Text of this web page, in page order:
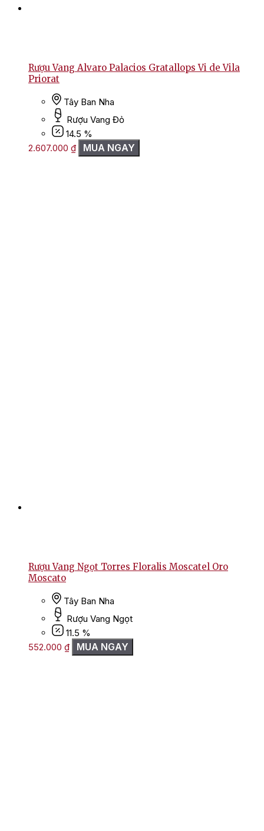
Rượu Vang Alvaro Palacios Gratallops Vi de Vila
Priorat
Tây Ban Nha
Rượu Vang Đỏ
14.5 %
2.607.000 ₫ MUA NGAY
Rượu Vang Ngọt Torres Floralis Moscatel Oro
Moscato
Tây Ban Nha
Rượu Vang Ngọt
11.5 %
552.000 ₫ MUA NGAY